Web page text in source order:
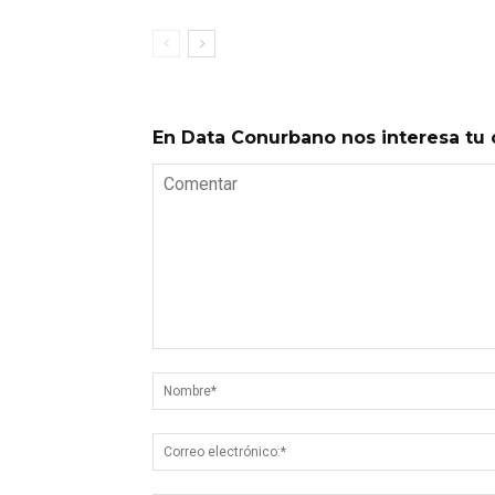
En Data Conurbano nos interesa tu